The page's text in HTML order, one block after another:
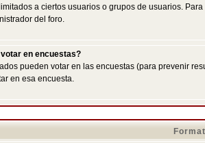
a ciertos usuarios o grupos de usuarios.
del foro.
en encuestas?
pueden votar en las encuestas (para prevenir
en esa encuesta.